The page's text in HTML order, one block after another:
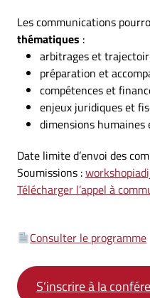
Les communications
thématiques :
arbitrages et
préparation et
compétences et
enjeux juridiques et
dimensions
Date limite d’envoi des
Soumissions :
Télécharger l’appel à
Consulter le programme
S’inscrire à la